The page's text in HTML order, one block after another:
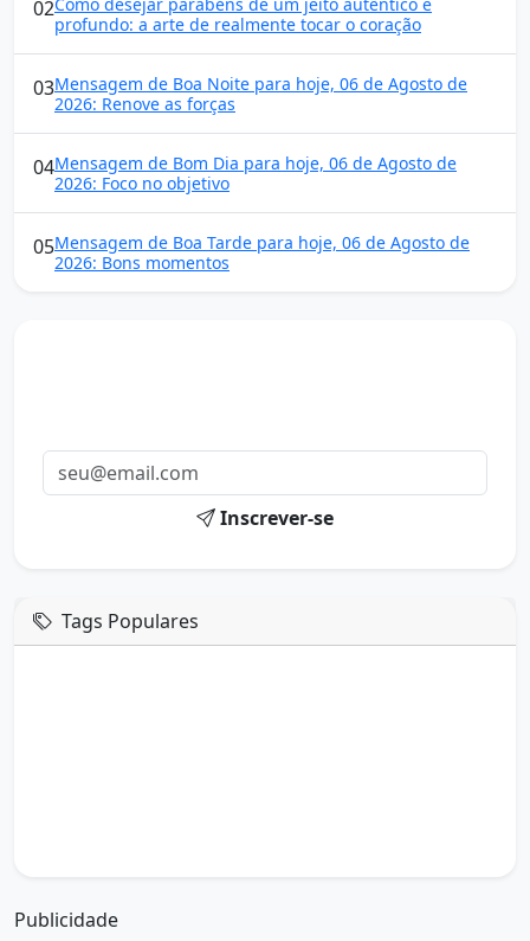
02
profundo: a arte de realmente tocar o coração
03Mensagem de Boa Noite para hoje, 06 de Agosto de
2026: Renove as forças
04Mensagem de Bom Dia para hoje, 06 de Agosto de
2026: Foco no objetivo
05Mensagem de Boa Tarde para hoje, 06 de Agosto de
2026: Bons momentos
Inscrever-se
Tags Populares
Publicidade